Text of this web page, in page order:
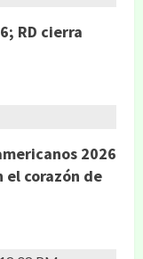
RD cierra
2026
el corazón de